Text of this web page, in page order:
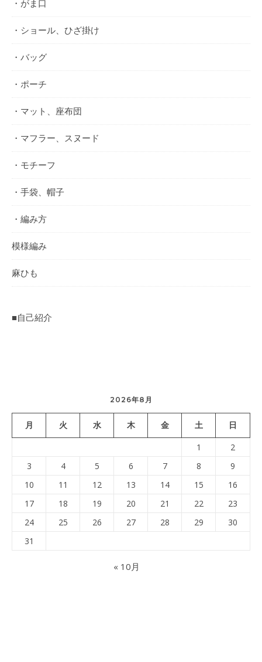
・がま口
・ショール、ひざ掛け
・バッグ
・ポーチ
・マット、座布団
・マフラー、スヌード
・モチーフ
・手袋、帽子
・編み方
模様編み
麻ひも
■自己紹介
2026年8月
月 火 水 木 金 土 日
1
2
3
4 5 6 7 8
9
10
11 12 13 14 15
16
17
18 19 20 21 22
23
24
25 26 27 28 29
30
31
« 10月